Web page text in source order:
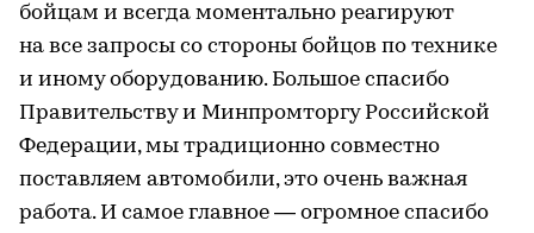
бойцам и всегда моментально реагируют
на все запросы со стороны бойцов по технике
и иному оборудованию. Большое спасибо
Правительству и Минпромторгу Российской
Федерации, мы традиционно совместно
поставляем автомобили, это очень важная
работа. И самое главное — огромное спасибо